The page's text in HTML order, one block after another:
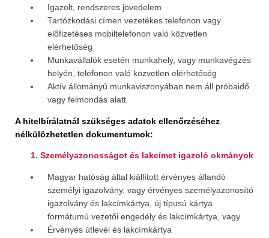
Igazolt, rendszeres jövedelem
Tartózkodási címen vezetékes telefonon vagy
előfizetéses mobiltelefonon való közvetlen
elérhetőség
Munkavállalók esetén munkahely, vagy munkavégzés
helyén, telefonon való közvetlen elérhetőség
Aktív állományú munkaviszonyában nem áll próbaidő
vagy felmondás alatt
A hitelbírálatnál szükséges adatok ellenőrzéséhez
nélkülözhetetlen dokumentumok:
1. Személyazonosságot és lakcímet igazoló okmányok
Magyar hatóság által kiállított érvényes állandó
személyi igazolvány, vagy érvényes személyazonosító
igazolvány és lakcímkártya, új típusú kártya
formátumú vezetői engedély és lakcímkártya, vagy
Érvényes útlevél és lakcímkártya